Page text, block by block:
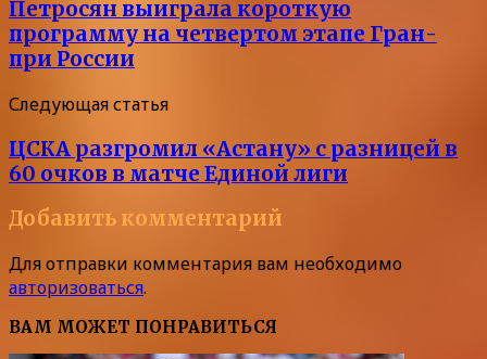
Петросян выиграла короткую
программу на четвертом этапе Гран-
при России
Следующая статья
ЦСКА разгромил «Астану» с разницей в
60 очков в матче Единой лиги
Добавить комментарий
Для отправки комментария вам необходимо
авторизоваться.
ВАМ МОЖЕТ ПОНРАВИТЬСЯ